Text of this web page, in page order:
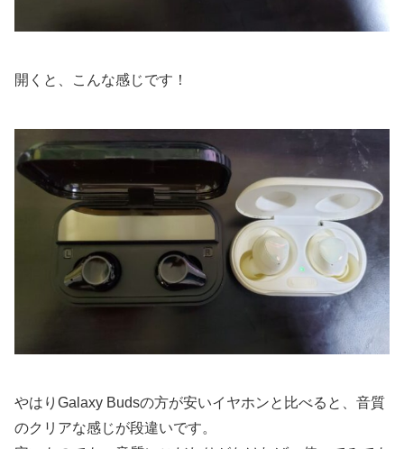
開くと、こんな感じです！
やはりGalaxy Budsの方が安いイヤホンと比べると、音質
のクリアな感じが段違いです。